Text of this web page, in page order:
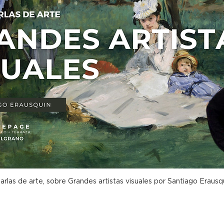
de arte, sobre Grandes artistas visuales por Santiago